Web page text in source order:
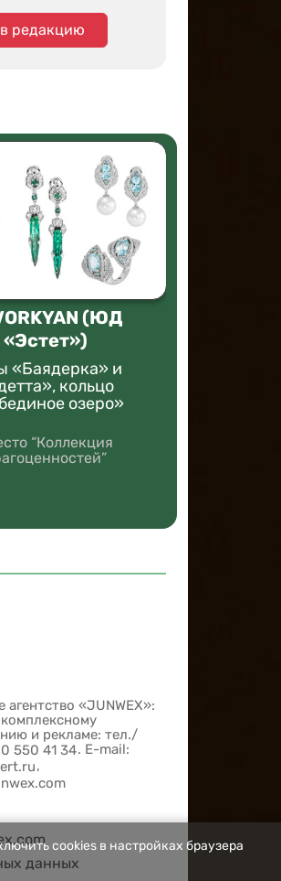
редакцию
(ЮД
«Эстет»)
«Баядерка» и
кольцо
озеро»
“Коллекция
агентство «JUNWEX»:
и рекламе: тел./
550 41 34. E-mail:
,
данных
cookies в настройках браузера